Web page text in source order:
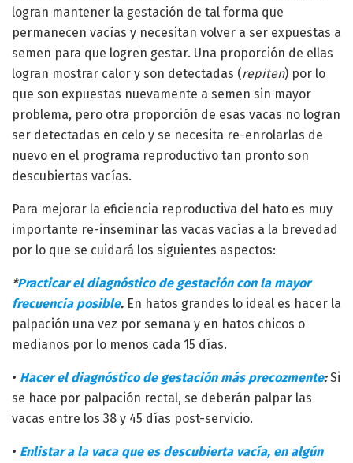
logran mantener la gestación de tal forma que
permanecen vacías y necesitan volver a ser expuestas a
semen para que logren gestar. Una proporción de ellas
logran mostrar calor y son detectadas (repiten) por lo
que son expuestas nuevamente a semen sin mayor
problema, pero otra proporción de esas vacas no logran
ser detectadas en celo y se necesita re-enrolarlas de
nuevo en el programa reproductivo tan pronto son
descubiertas vacías.
Para mejorar la eficiencia reproductiva del hato es muy
importante re-inseminar las vacas vacías a la brevedad
por lo que se cuidará los siguientes aspectos:
*Practicar el diagnóstico de gestación con la mayor
frecuencia posible. En hatos grandes lo ideal es hacer la
palpación una vez por semana y en hatos chicos o
medianos por lo menos cada 15 días.
• Hacer el diagnóstico de gestación más precozmente:Si
se hace por palpación rectal, se deberán palpar las
vacas entre los 38 y 45 días post-servicio.
• Enlistar a la vaca que es descubierta vacía, en algún